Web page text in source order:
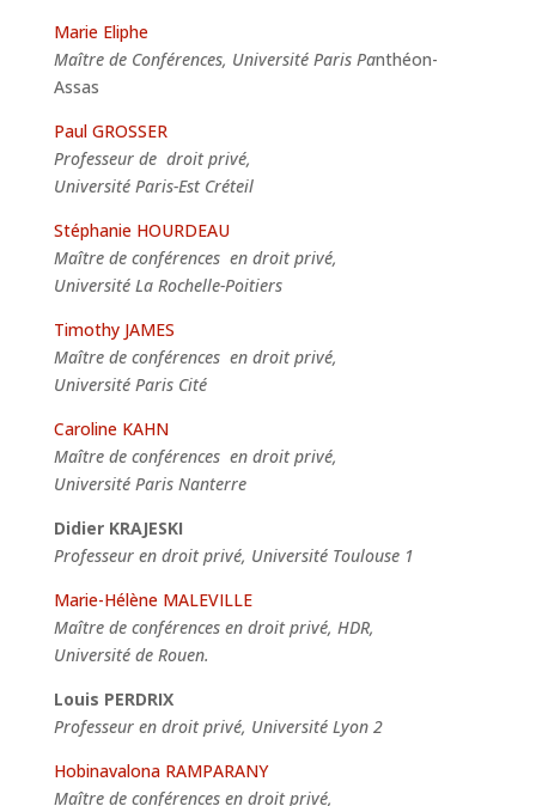
Marie Eliphe
Maître de Conférences, Université Paris Panthéon-
Assas
Paul GROSSER
Professeur de droit privé,
Université Paris-Est Créteil
Stéphanie HOURDEAU
Maître de conférences en droit privé,
Université La Rochelle-Poitiers
Timothy JAMES
Maître de conférences en droit privé,
Université Paris Cité
Caroline KAHN
Maître de conférences en droit privé,
Université Paris Nanterre
Didier KRAJESKI
Professeur en droit privé, Université Toulouse 1
Marie-Hélène MALEVILLE
Maître de conférences en droit privé, HDR,
Université de Rouen.
Louis PERDRIX
Professeur en droit privé, Université Lyon 2
Hobinavalona RAMPARANY
Maître de conférences en droit privé,